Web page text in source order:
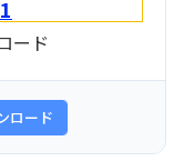
ード
ロード